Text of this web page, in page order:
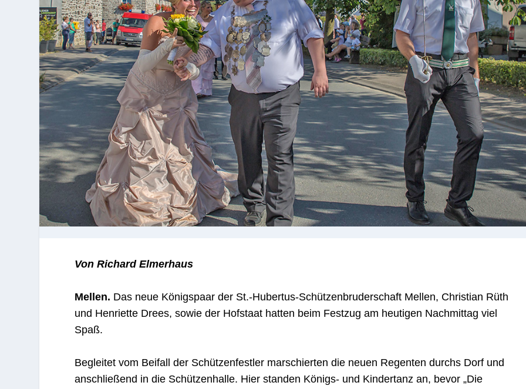
Von Richard Elmerhaus
Mellen. Das neue Königspaar der St.-Hubertus-Schützenbruderschaft Mellen, Christian Rüth
und Henriette Drees, sowie der Hofstaat hatten beim Festzug am heutigen Nachmittag viel
Spaß.
Begleitet vom Beifall der Schützenfestler marschierten die neuen Regenten durchs Dorf und
anschließend in die Schützenhalle. Hier standen Königs- und Kindertanz an, bevor „Die